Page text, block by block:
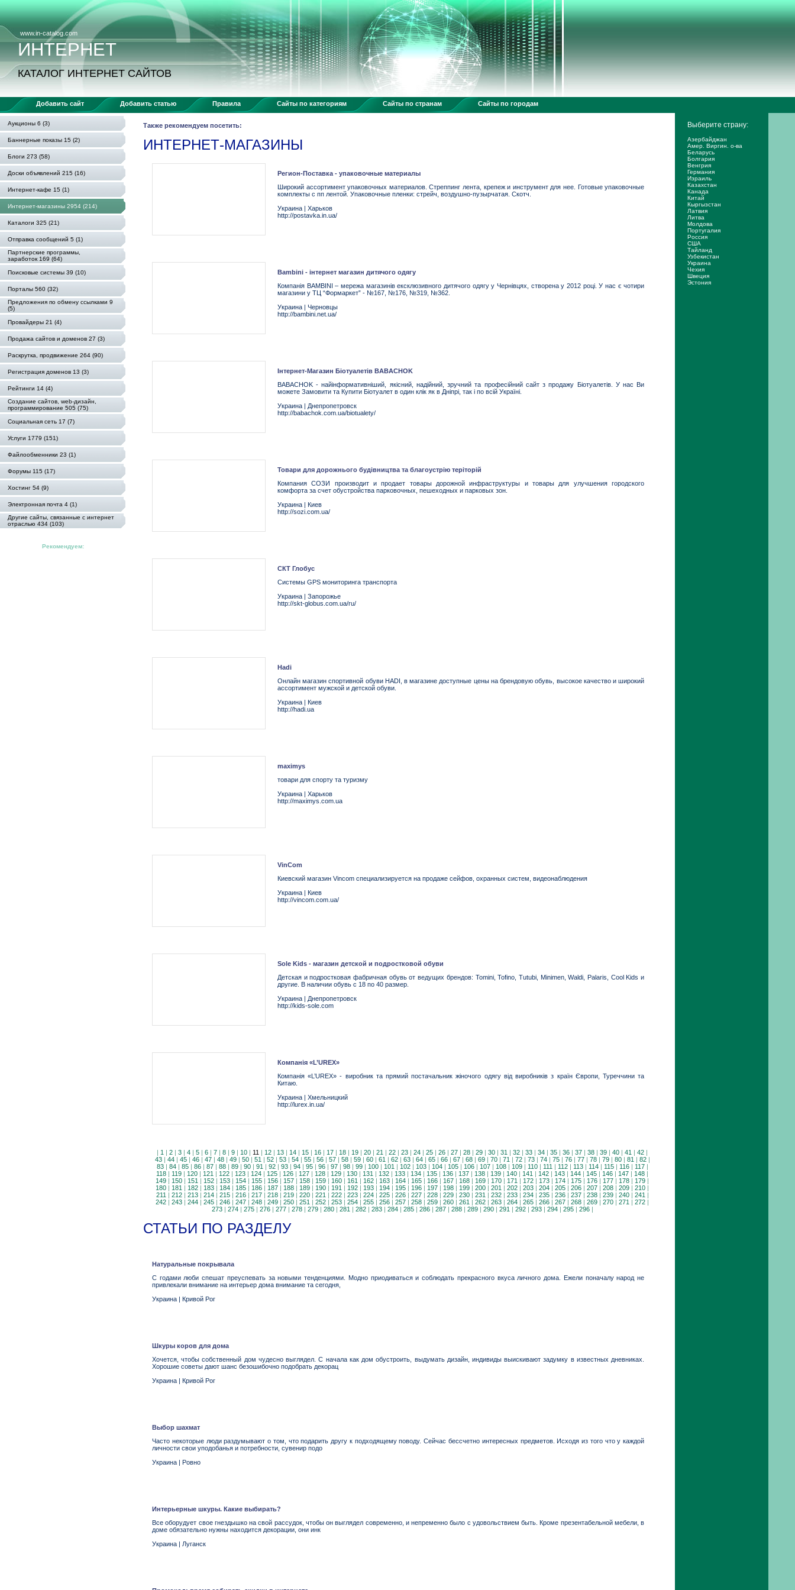
www.in-catalog.com
ИНТЕРНЕТ
КАТАЛОГ ИНТЕРНЕТ САЙТОВ
Добавить сайт Добавить статью Правила Сайты по категориям Сайты по странам Сайты по городам
Аукционы 6 (3)
Баннерные показы 15 (2)
Блоги 273 (58)
Доски объявлений 215 (16)
Интернет-кафе 15 (1)
Интернет-магазины 2954 (214)
Каталоги 325 (21)
Отправка сообщений 5 (1)
Партнерские программы,
заработок 169 (64)
Поисковые системы 39 (10)
Порталы 560 (32)
Предложения по обмену ссылками 9
(5)
Провайдеры 21 (4)
Продажа сайтов и доменов 27 (3)
Раскрутка, продвижение 264 (90)
Регистрация доменов 13 (3)
Рейтинги 14 (4)
Создание сайтов, web-дизайн,
программирование 505 (75)
Социальная сеть 17 (7)
Услуги 1779 (151)
Файлообменники 23 (1)
Форумы 115 (17)
Хостинг 54 (9)
Электронная почта 4 (1)
Другие сайты, связанные с интернет
отраслью 434 (103)
Рекомендуем:
Также рекомендуем посетить:
ИНТЕРНЕТ-МАГАЗИНЫ
Регион-Поставка - упаковочные материалы
Широкий ассортимент упаковочных материалов. Стреппинг лента, крепеж и инструмент для нее. Готовые упаковочные
комплекты с пп лентой. Упаковочные пленки: стрейч, воздушно-пузырчатая. Скотч.
Украина | Харьков
http://postavka.in.ua/
Bambini - інтернет магазин дитячого одягу
Компанія BAMBINI – мережа магазинів ексклюзивного дитячого одягу у Чернівцях, створена у 2012 році. У нас є чотири
магазини у ТЦ “Формаркет” - №167, №176, №319, №362.
Украина | Черновцы
http://bambini.net.ua/
Інтернет-Магазин Біотуалетів BABACHOK
BABACHOK - найінформативніший, якісний, надійний, зручний та професійний сайт з продажу Біотуалетів. У нас Ви
можете Замовити та Купити Біотуалет в один клік як в Дніпрі, так і по всій Україні.
Украина | Днепропетровск
http://babachok.com.ua/biotualety/
Товари для дорожнього будівництва та благоустрію теріторій
Компания СОЗИ производит и продает товары дорожной инфраструктуры и товары для улучшения городского
комфорта за счет обустройства парковочных, пешеходных и парковых зон.
Украина | Киев
http://sozi.com.ua/
СКТ Глобус
Системы GPS мониторинга транспорта
Украина | Запорожье
http://skt-globus.com.ua/ru/
Hadi
Онлайн магазин спортивной обуви HADI, в магазине доступные цены на брендовую обувь, высокое качество и широкий
ассортимент мужской и детской обуви.
Украина | Киев
http://hadi.ua
maximys
товари для спорту та туризму
Украина | Харьков
http://maximys.com.ua
VinCom
Киевский магазин Vincom специализируется на продаже сейфов, охранных систем, видеонаблюдения
Украина | Киев
http://vincom.com.ua/
Sole Kids - магазин детской и подростковой обуви
Детская и подростковая фабричная обувь от ведущих брендов: Tomini, Tofino, Tutubi, Minimen, Waldi, Palaris, Cool Kids и
другие. В наличии обувь с 18 по 40 размер.
Украина | Днепропетровск
http://kids-sole.com
Компанія «L’UREX»
Компанія «L’UREX» - виробник та прямий постачальник жіночого одягу від виробників з країн Європи, Туреччини та
Китаю.
Украина | Хмельницкий
http://lurex.in.ua/
| 1 | 2 | 3 | 4 | 5 | 6 | 7 | 8 | 9 | 10 | 11 | 12 | 13 | 14 | 15 | 16 | 17 | 18 | 19 | 20 | 21 | 22 | 23 | 24 | 25 | 26 | 27 | 28 | 29 | 30 | 31 | 32 | 33 | 34 | 35 | 36 | 37 | 38 | 39 | 40 | 41 | 42 |
43| 44| 45| 46| 47| 48| 49| 50| 51 | 52| 53| 54| 55| 56| 57| 58| 59| 60| 61 | 62| 63| 64| 65| 66| 67| 68| 69| 70| 71 | 72| 73| 74| 75| 76| 77| 78| 79| 80| 81 | 82|
83| 84| 85| 86| 87| 88| 89| 90| 91 | 92| 93| 94| 95| 96| 97| 98| 99| 100| 101 | 102| 103| 104| 105| 106| 107| 108| 109| 110| 111 | 112| 113| 114| 115| 116| 117|
118 | 119 | 120 | 121 | 122 | 123 | 124 | 125 | 126 | 127 | 128 | 129 | 130 | 131 | 132 | 133 | 134 | 135 | 136 | 137 | 138 | 139 | 140 | 141 | 142 | 143 | 144 | 145 | 146 | 147 | 148 |
149 | 150 | 151 | 152 | 153 | 154 | 155 | 156 | 157 | 158 | 159 | 160 | 161 | 162 | 163 | 164 | 165 | 166 | 167 | 168 | 169 | 170 | 171 | 172 | 173 | 174 | 175 | 176 | 177 | 178 | 179 |
180 | 181 | 182 | 183 | 184 | 185 | 186 | 187 | 188 | 189 | 190 | 191 | 192 | 193 | 194 | 195 | 196 | 197 | 198 | 199 | 200 | 201 | 202 | 203 | 204 | 205 | 206 | 207 | 208 | 209 | 210 |
211 | 212| 213| 214| 215| 216| 217| 218| 219| 220| 221 | 222| 223| 224| 225| 226| 227| 228| 229| 230| 231 | 232| 233| 234| 235| 236| 237| 238| 239| 240| 241 |
242 | 243 | 244 | 245 | 246 | 247 | 248 | 249 | 250 | 251 | 252 | 253 | 254 | 255 | 256 | 257 | 258 | 259 | 260 | 261 | 262 | 263 | 264 | 265 | 266 | 267 | 268 | 269 | 270 | 271 | 272 |
273| 274| 275| 276| 277| 278| 279| 280| 281 | 282| 283| 284| 285| 286| 287| 288| 289| 290| 291 | 292| 293| 294| 295| 296|
СТАТЬИ ПО РАЗДЕЛУ
Натуральные покрывала
С годами люби спешат преуспевать за новыми тенденциями. Модно приодиваться и соблюдать прекрасного вкуса личного дома. Ежели поначалу народ не
привлекали внимание на интерьер дома внимание та сегодня,
Украина | Кривой Рог
Шкуры коров для дома
Хочется, чтобы собственный дом чудесно выглядел. С начала как дом обустроить, выдумать дизайн, индивиды выискивают задумку в известных дневниках.
Хорошие советы дают шанс безошибочно подобрать декорац
Украина | Кривой Рог
Выбор шахмат
Часто некоторые люди раздумывают о том, что подарить другу к подходящему поводу. Сейчас бессчетно интересных предметов. Исходя из того что у каждой
личности свои уподобанья и потребности, сувенир подо
Украина | Ровно
Интерьерные шкуры. Какие выбирать?
Все оборудует свое гнездышко на свой рассудок, чтобы он выглядел современно, и непременно было с удовольствием быть. Кроме презентабельной мебели, в
доме обязательно нужны находится декорации, они инк
Украина | Луганск
Выберите страну:
Азербайджан
Амер. Виргин. о-ва
Беларусь
Болгария
Венгрия
Германия
Израиль
Казахстан
Канада
Китай
Кыргызстан
Латвия
Литва
Молдова
Португалия
Россия
США
Тайланд
Узбекистан
Украина
Чехия
Швеция
Эстония